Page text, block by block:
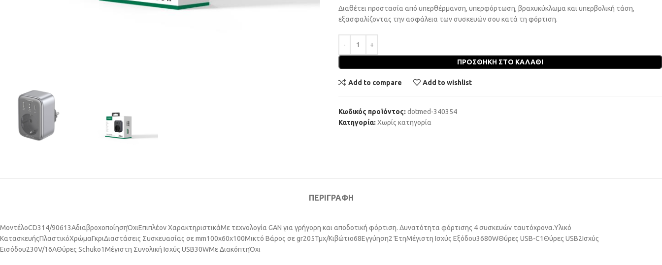
Διαθέτει προστασία από υπερθέρμανση, υπερφόρτωση, βραχυκύκλωμα και υπερβολική τάση,
εξασφαλίζοντας την ασφάλεια των συσκευών σου κατά τη φόρτιση.
ΠΡΟΣΘΉΚΗ ΣΤΟ ΚΑΛΆΘΙ
Add to compare Add to wishlist
Κωδικός προϊόντος: dotmed-340354
Κατηγορία: Χωρίς κατηγορία
ΠΕΡΙΓΡΑΦΉ
ΜοντέλοCD314/90613ΑδιαβροχοποίησηΌχιΕπιπλέον ΧαρακτηριστικάΜε τεχνολογία GAN για γρήγορη και αποδοτική φόρτιση. Δυνατότητα φόρτισης 4 συσκευών ταυτόχρονα.Υλικό
ΚατασκευήςΠλαστικόΧρώμαΓκριΔιαστάσεις Συσκευασίας σε mm100x60x100Μικτό Βάρος σε gr205Τμχ/Κιβώτιο68Εγγύηση2 ΈτηΜέγιστη Ισχύς Εξόδου3680WΘύρες USB-C1Θύρες USB2Ισχύς
Εισόδου230V/16AΘύρες Schuko1Μέγιστη Συνολική Ισχύς USB30WΜε ΔιακόπτηΌχι